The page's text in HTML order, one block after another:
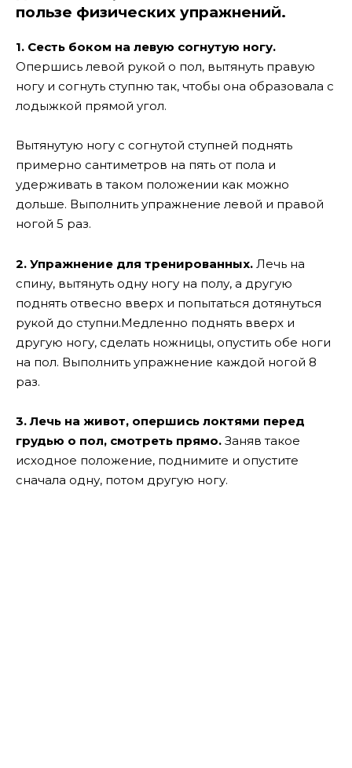
пользе физических упражнений.
1. Сесть боком на левую согнутую ногу.
Опершись левой рукой о пол, вытянуть правую
ногу и согнуть ступню так, чтобы она образовала с
лодыжкой прямой угол.
Вытянутую ногу с согнутой ступней поднять
примерно сантиметров на пять от пола и
удерживать в таком положении как можно
дольше. Выполнить упражнение левой и правой
ногой 5 раз.
2. Упражнение для тренированных. Лечь на
спину, вытянуть одну ногу на полу, а другую
поднять отвесно вверх и попытаться дотянуться
рукой до ступни.Медленно поднять вверх и
другую ногу, сделать ножницы, опустить обе ноги
на пол. Выполнить упражнение каждой ногой 8
раз.
3. Лечь на живот, опершись локтями перед
грудью о пол, смотреть прямо. Заняв такое
исходное положение, поднимите и опустите
сначала одну, потом другую ногу.